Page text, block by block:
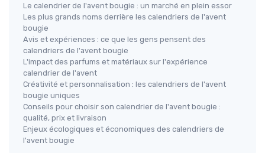
Le calendrier de l'avent bougie : un marché en plein essor
Les plus grands noms derrière les calendriers de l'avent
bougie
Avis et expériences : ce que les gens pensent des
calendriers de l'avent bougie
L'impact des parfums et matériaux sur l'expérience
calendrier de l'avent
Créativité et personnalisation : les calendriers de l'avent
bougie uniques
Conseils pour choisir son calendrier de l'avent bougie :
qualité, prix et livraison
Enjeux écologiques et économiques des calendriers de
l'avent bougie